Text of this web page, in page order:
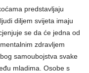
predstavljaju
diljem svijeta imaju
se da će jedna od
zdravljem
samoubojstva svake
mladima. Osobe s